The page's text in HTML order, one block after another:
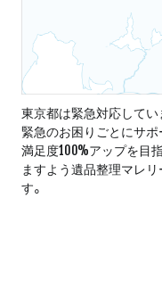
東京都は緊急対応してい
緊急のお困りごとにサポ
満足度100%アップを目
ますよう遺品整理マレ
す。